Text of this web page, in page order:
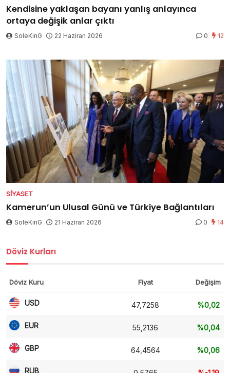
Kendisine yaklaşan bayanı yanlış anlayınca
ortaya değişik anlar çıktı
SoleKinG 22 Haziran 2026 0 12
SIYASET
Kamerun’un Ulusal Günü ve Türkiye Bağlantıları
SoleKinG 21 Haziran 2026 0 14
Döviz Kurları
Döviz Kuru Fiyat Değişim
USD 47,7258 %0,02
EUR 55,2136 %0,04
GBP 64,4564 %0,06
RUB